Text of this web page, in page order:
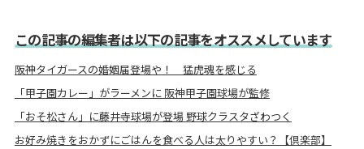
この記事の編集者は以下の記事をオススメしています
阪神タイガースの婚姻届登場や！ 猛虎魂を感じる
「甲子園カレー」がラーメンに 阪神甲子園球場が監修
「おそ松さん」に藤井寺球場が登場 野球クラスタざわつく
お好み焼きをおかずにごはんを食べる人は太りやすい？【倶楽部】